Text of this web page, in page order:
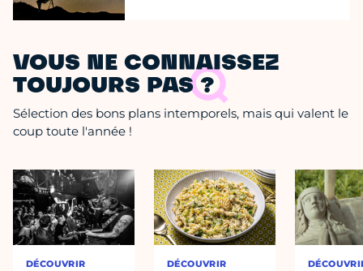
VOUS NE CONNAISSEZ
TOUJOURS PAS ?
Sélection des bons plans intemporels, mais qui valent le
coup toute l'année !
DÉCOUVRIR DÉCOUVRIR